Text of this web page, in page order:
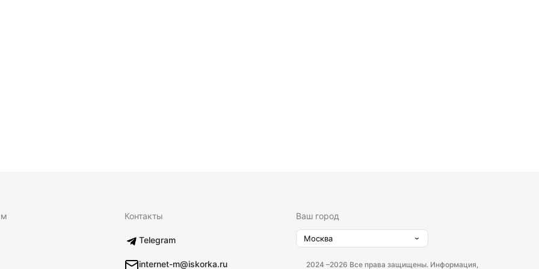
Контакты
Telegram
internet-m@iskorka.ru
Ваш город
Москва
2024 –2026 Все права защищены. Информация,